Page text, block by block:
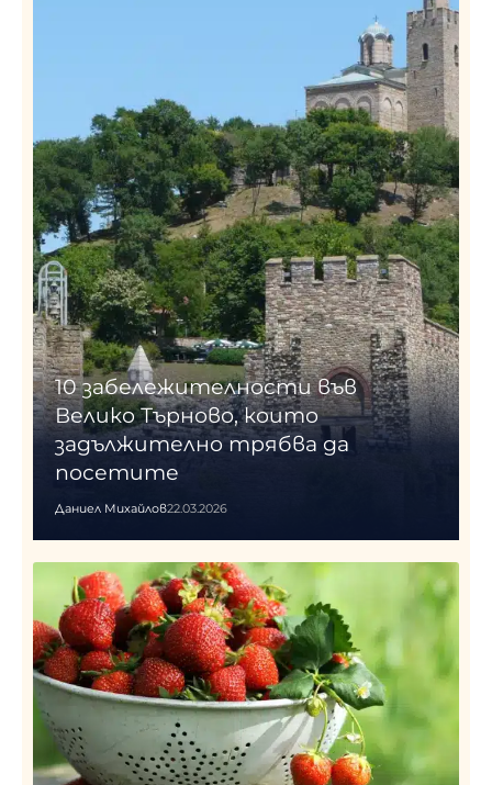
10 забележителности във
Велико Търново, които
задължително трябва да
посетите
Даниел Михайлов22.03.2026